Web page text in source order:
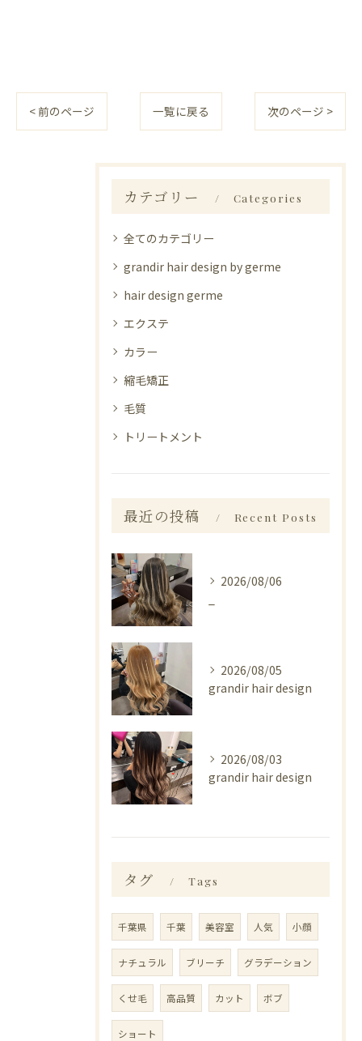
< 前のページ 一覧に戻る 次のページ >
カテゴリー Categories
全てのカテゴリー
grandir hair design by germe
hair design germe
エクステ
カラー
縮毛矯正
毛質
トリートメント
最近の投稿 Recent Posts
2026/08/06
2026/08/05
grandir hair design
2026/08/03
grandir hair design
タグ Tags
千葉県 千葉 美容室 人気 小顔
ナチュラル ブリーチ グラデーション
くせ毛 高品質 カット ボブ
ショート